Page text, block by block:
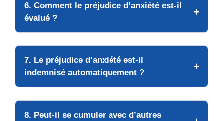
6. Comment le préjudice d’anxiété est-il
évalué ?
7. Le préjudice d’anxiété est-il
indemnisé automatiquement ?
8. Peut-il se cumuler avec d’autres